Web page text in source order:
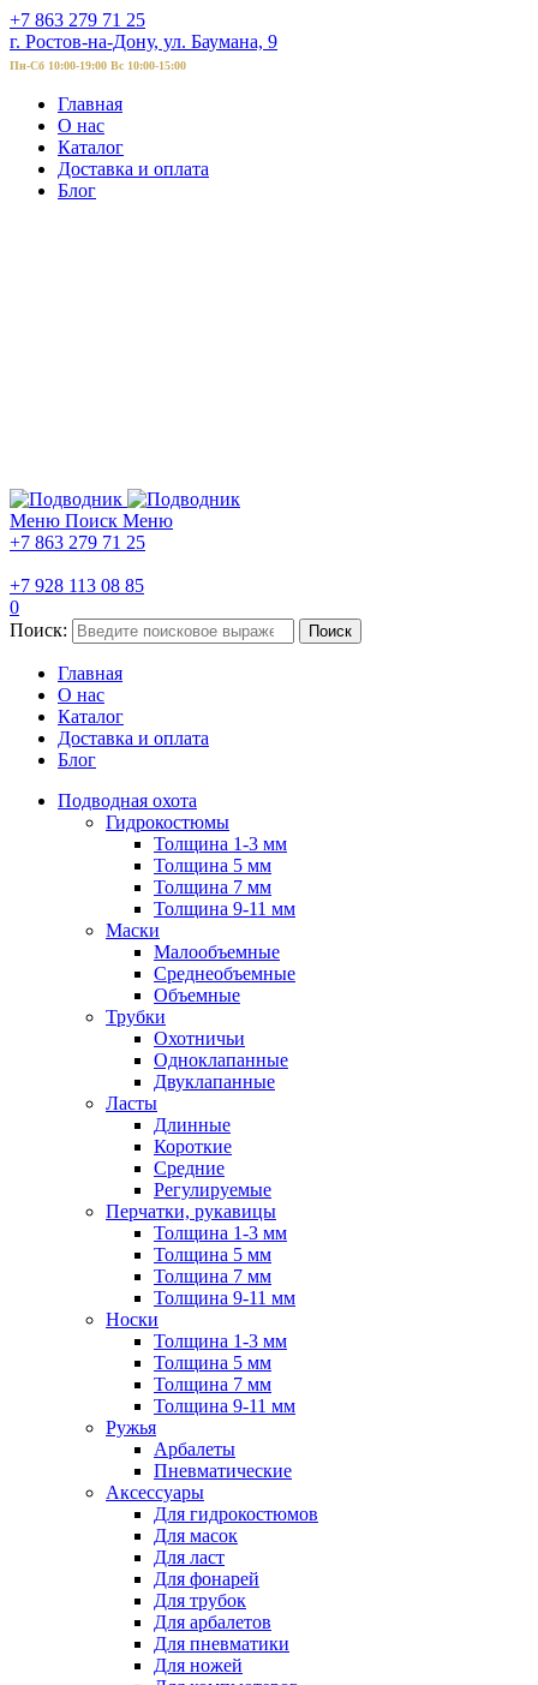
+7 863 279 71 25
г. Ростов-на-Дону, ул. Баумана, 9
Пн-Сб 10:00-19:00 Вс 10:00-15:00
Главная
О нас
Каталог
Доставка и оплата
Блог
Меню Поиск Меню
+7 863 279 71 25
+7 928 113 08 85
0
Поиск:
Поиск
Главная
О нас
Каталог
Доставка и оплата
Блог
Подводная охота
Гидрокостюмы
Толщина 1-3 мм
Толщина 5 мм
Толщина 7 мм
Толщина 9-11 мм
Маски
Малообъемные
Среднеобъемные
Объемные
Трубки
Охотничьи
Одноклапанные
Двуклапанные
Ласты
Длинные
Короткие
Средние
Регулируемые
Перчатки, рукавицы
Толщина 1-3 мм
Толщина 5 мм
Толщина 7 мм
Толщина 9-11 мм
Носки
Толщина 1-3 мм
Толщина 5 мм
Толщина 7 мм
Толщина 9-11 мм
Ружья
Арбалеты
Пневматические
Аксессуары
Для гидрокостюмов
Для масок
Для ласт
Для фонарей
Для трубок
Для арбалетов
Для пневматики
Для ножей